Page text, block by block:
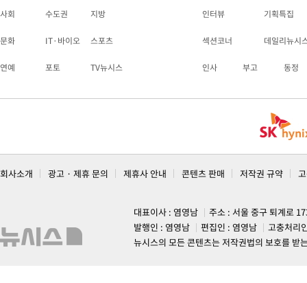
사회 수도권 지방
문화 IT·바이오 스포츠
연예 포토 TV뉴시스
인터뷰 기획특집
섹션코너 데일리뉴시
인사 부고 동정
회사소개 광고 · 제휴 문의 제휴사 안내 콘텐츠 판매 저작권 규약
대표이사 : 염영남
주소 : 서울 중구 퇴계로
발행인 : 염영남
편집인 : 염영남
고충처리
뉴시스의 모든 콘텐츠는 저작권법의 보호를